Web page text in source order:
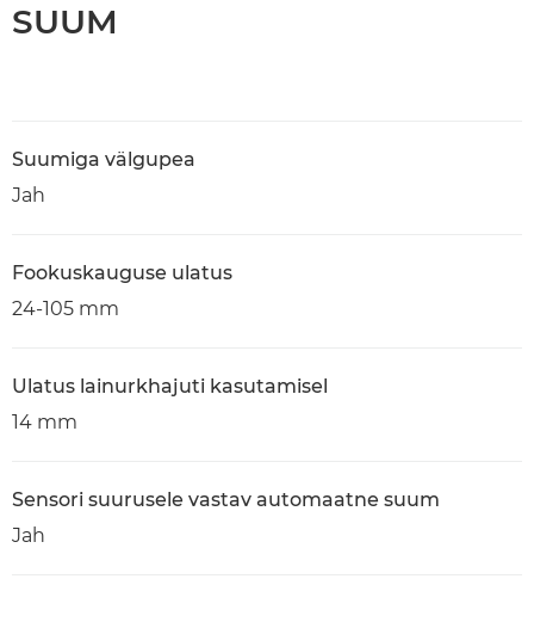
SUUM
Suumiga välgupea
Jah
Fookuskauguse ulatus
24-105 mm
Ulatus lainurkhajuti kasutamisel
14 mm
Sensori suurusele vastav automaatne suum
Jah